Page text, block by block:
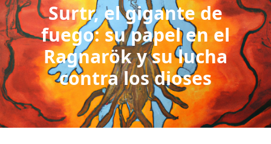
Surtr, el gigante de
fuego: su papel en el
Ragnarök y su lucha
contra los dioses